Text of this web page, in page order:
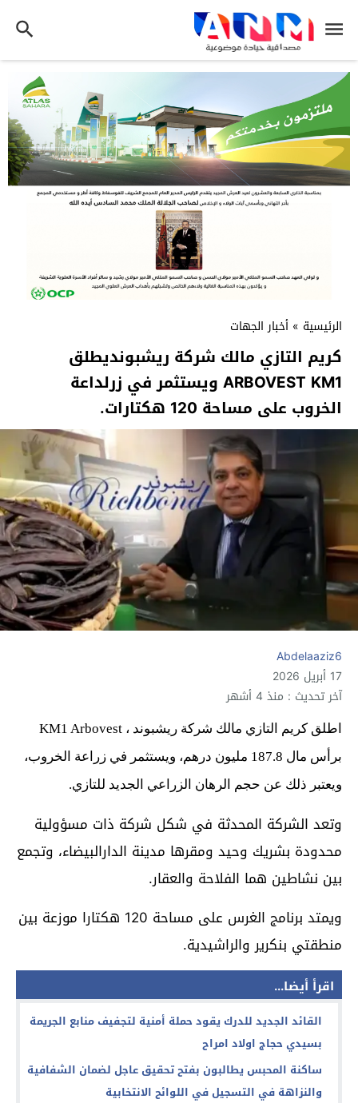
الرئيسية » أخبار الجهات
كريم التازي مالك شركة ريشبونديطلق
ARBOVEST KM1 ويستثمر في زرلداعة
الخروب على مساحة 120 هكتارات.
Abdelaaziz6
17 أبريل 2026
آخر تحديث : منذ 4 أشهر
اطلق كريم التازي مالك شركة ريشبوند ، KM1 Arbovest
برأس مال 187.8 مليون درهم، ويستثمر في زراعة الخروب،
ويعتبر ذلك عن حجم الرهان الزراعي الجديد للتازي.
وتعد الشركة المحدثة في شكل شركة ذات مسؤولية
محدودة بشريك وحيد ومقرها مدينة الدارالبيضاء، وتجمع
بين نشاطين هما الفلاحة والعقار.
ويمتد برنامج الغرس على مساحة 120 هكتارا موزعة بين
منطقتي بنكرير والراشيدية.
اقرأ أيضا...
القائد الجديد للدرك يقود حملة أمنية لتجفيف منابع الجريمة
بسيدي حجاج اولاد امراح
ساكنة المحبس يطالبون بفتح تحقيق عاجل لضمان الشفافية
والنزاهة في التسجيل في اللوائح الانتخابية